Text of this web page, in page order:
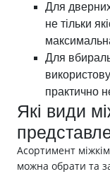
Для
не тільки
Для
практично
Які види
Асортимент
можна обрати та